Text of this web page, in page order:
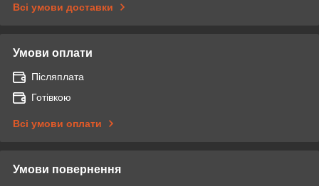
Всі умови доставки
Умови оплати
Післяплата
Готівкою
Всі умови оплати
Умови повернення